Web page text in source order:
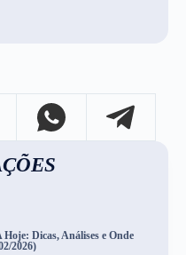
Hoje: Dicas, Análises e Onde
2026)